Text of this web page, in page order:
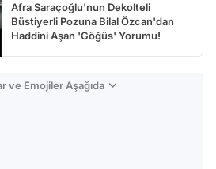
Afra Saraçoğlu'nun Dekolteli
Büstiyerli Pozuna Bilal Özcan'dan
Haddini Aşan 'Göğüs' Yorumu!
ve Emojiler Aşağıda